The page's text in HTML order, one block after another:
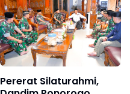
Pererat Silaturahmi,